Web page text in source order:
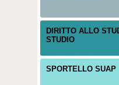
DIRITTO ALLO
STUDIO
SPORTELLO SUAP